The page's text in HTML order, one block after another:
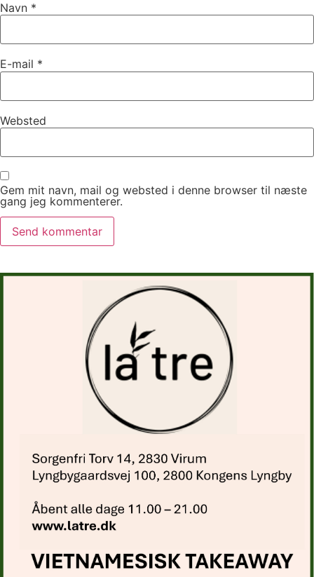
Navn *
E-mail *
Websted
Gem mit navn, mail og websted i denne browser til næste
gang jeg kommenterer.